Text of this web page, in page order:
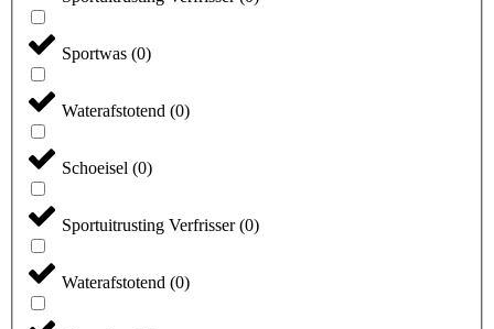
Sportwas (0)
Waterafstotend (0)
Schoeisel (0)
Sportuitrusting Verfrisser (0)
Waterafstotend (0)